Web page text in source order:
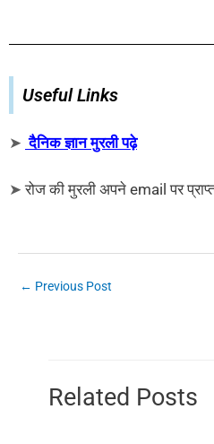
Useful Links
➤ दैनिक ज्ञान मुरली पढ़े
➤ रोज की मुरली अपने email पर
← Previous Post
Related Posts